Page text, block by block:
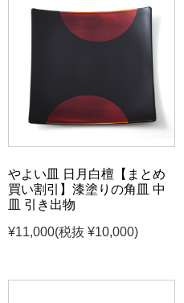
やよい皿 日月白檀【まとめ
買い割引】漆塗りの角皿 中
皿 引き出物
¥11,000(税抜 ¥10,000)